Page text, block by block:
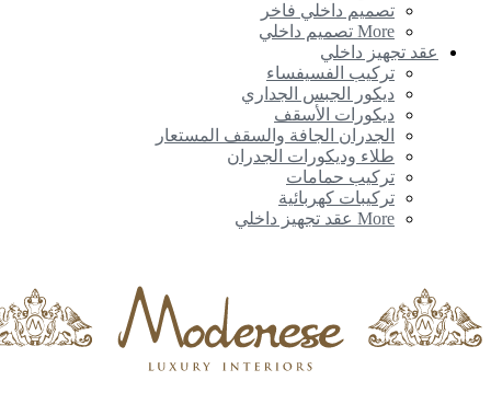
تصميم داخلي فاخر
More تصميم داخلي
عقد تجهيز داخلي
تركيب الفسيفساء
ديكور الجبس الجداري
ديكورات الأسقف
الجدران الجافة والسقف المستعار
طلاء وديكورات الجدران
تركيب حمامات
تركيبات كهربائية
More عقد تجهيز داخلي